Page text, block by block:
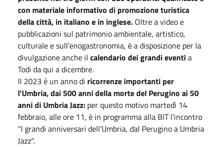
con materiale informativo di promozione turistica
della città, in italiano e in inglese. Oltre a video e
pubblicazioni sul patrimonio ambientale, artistico,
culturale e sull’enogastronomia, è a disposizione per la
divulgazione anche il calendario dei grandi eventia
Todi da qui a dicembre.
Il 2023 è un anno di ricorrenze importanti per
l'Umbria, dai 500 anni della morte del Perugino ai 50
anni di Umbria Jazz: per questo motivo martedì 14
febbraio, alle ore 11, è in programma alla BIT l’incontro
"I grandi anniversari dell’Umbria, dal Perugino a Umbria
Jazz".